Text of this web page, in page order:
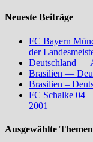
Neueste Beiträge
FC Bayern
der
Deutschland —
Brasilien —
Brasilien –
FC Schalke 04
2001
Ausgewählte Themen